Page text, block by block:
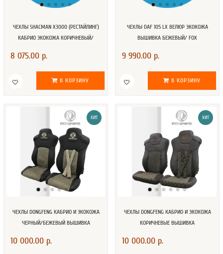
ЧЕХЛЫ SHACMAN X3000 (РЕСТАЙЛИНГ)
КАБРИО ЭКОКОЖА КОРИЧНЕВЫЙ/
8 075.00 р.
В КОРЗИНУ
ЧЕХЛЫ DAF 105 LX ВЕЛЮР ЭКОКОЖА
ВЫШИВКА БЕЖЕВЫЙ/ FOX
9 990.00 р.
В КОРЗИНУ
ХИТ
ЧЕХЛЫ DONGFENG КАБРИО И ЭКОКОЖА
ЧЕРНЫЙ/БЕЖЕВЫЙ ВЫШИВКА
10 000.00 р.
ХИТ
ЧЕХЛЫ DONGFENG КАБРИО И ЭКОКОЖА
КОРИЧНЕВЫЕ ВЫШИВКА
10 000.00 р.